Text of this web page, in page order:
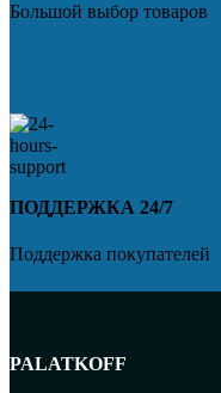
Большой выбор товаров
ПОДДЕРЖКА 24/7
Поддержка покупателей
PALATKOFF